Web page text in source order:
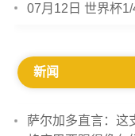
07月12日 世界杯
新闻
萨尔加多直言：这